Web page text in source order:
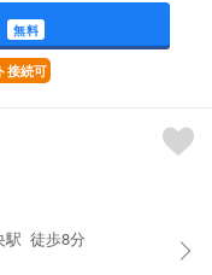
無料
接続可
駅 徒歩8分